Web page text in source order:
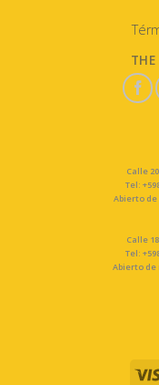
Calle
Tel:
Abierto de
Calle
Tel:
Abierto de